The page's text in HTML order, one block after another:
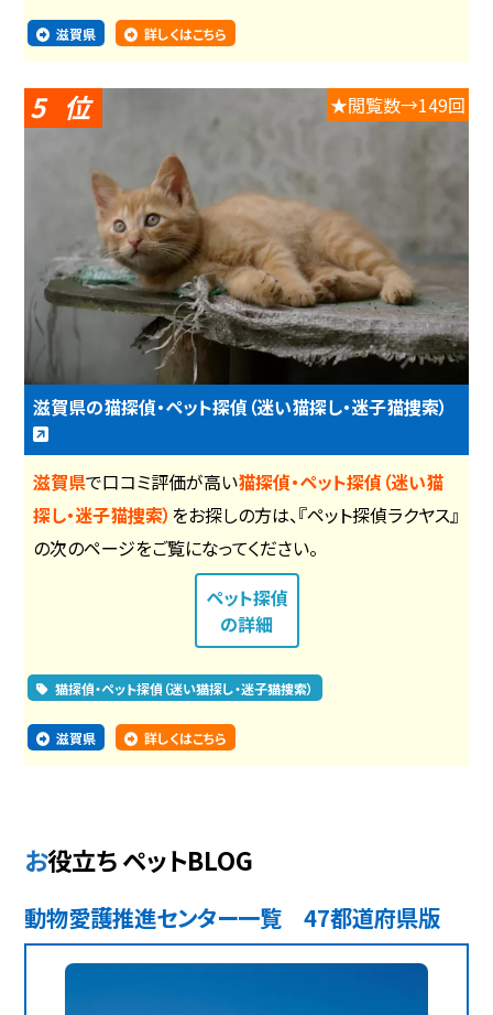
滋賀県 詳しくはこちら
5 ★閲覧数→149回
滋賀県の猫探偵・ペット探偵（迷い猫探し・迷子猫捜索）
滋賀県で口コミ評価が高い猫探偵・ペット探偵（迷い猫
探し・迷子猫捜索） をお探しの方は、『ペット探偵ラクヤス』
の次のページをご覧になってください。
ペット探偵
の詳細
猫探偵・ペット探偵（迷い猫探し・迷子猫捜索）
滋賀県 詳しくはこちら
お役立ち ペットBLOG
動物愛護推進センター一覧 47都道府県版